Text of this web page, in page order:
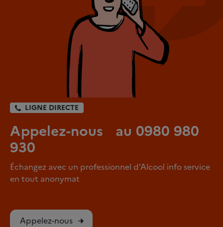
LIGNE DIRECTE
Appelez-nous au 0980 980
930
Échangez avec un professionnel d’Alcool info service
en tout anonymat
Appelez-nous